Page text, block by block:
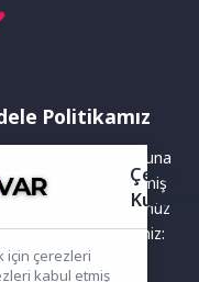
Politikamız
hazırlanır. Buna
güncelliğini yitirmiş
olduğunu düşündüğünüz
bize bildirebilirsiniz:
Çerez
için çerezleri
kabul etmiş